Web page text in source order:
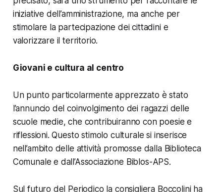
iniziative dell’amministrazione, ma anche per
stimolare la partecipazione dei cittadini e
valorizzare il territorio.
Giovani e cultura al centro
Un punto particolarmente apprezzato è stato
l’annuncio del coinvolgimento dei ragazzi delle
scuole medie, che contribuiranno con poesie e
riflessioni. Questo stimolo culturale si inserisce
nell’ambito delle attività promosse dalla Biblioteca
Comunale e dall’Associazione Biblos-APS.
Sul futuro del Periodico la consigliera Boccolini ha